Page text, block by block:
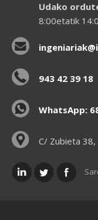
Udako
8:00etatik
943 42 39 18
WhatsApp:
C/ Zubieta